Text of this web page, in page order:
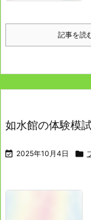
記事を読
如水館の体験模
 2025年10月4日 